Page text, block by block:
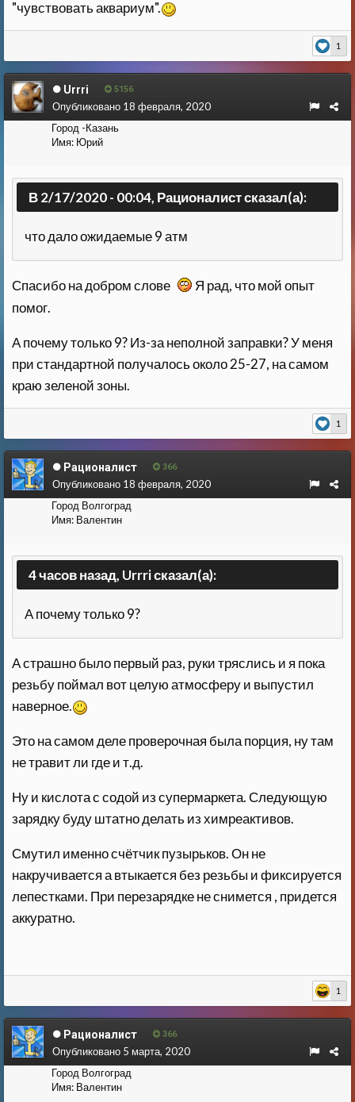
"чувствовать аквариум".
1
Urrri 5156
Город -Казань
Имя: Юрий
Опубликовано 18 февраля, 2020
В 2/17/2020 - 00:04, Рационалист сказал(а):
что дало ожидаемые 9 атм
Спасибо на добром слове
Я рад, что мой опыт
помог.
А почему только 9? Из-за неполной заправки? У меня
при стандартной получалось около 25-27, на самом
краю зеленой зоны.
1
Рационалист 366
Город Волгоград
Имя: Валентин
Опубликовано 18 февраля, 2020
4 часов назад, Urrri сказал(а):
А почему только 9?
А страшно было первый раз, руки тряслись и я пока
резьбу поймал вот целую атмосферу и выпустил
наверное.
Это на самом деле проверочная была порция, ну там
не травит ли где и т.д.
Ну и кислота с содой из супермаркета. Следующую
зарядку буду штатно делать из химреактивов.
Смутил именно счётчик пузырьков. Он не
накручивается а втыкается без резьбы и фиксируется
лепестками. При перезарядке не снимется , придется
аккуратно.
1
Рационалист 366
Город Волгоград
Имя: Валентин
Опубликовано 5 марта, 2020